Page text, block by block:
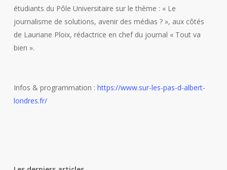
étudiants du Pôle Universitaire sur le thème : « Le
journalisme de solutions, avenir des médias ? », aux côtés
de Lauriane Ploix, rédactrice en chef du journal « Tout va
bien ».
Infos & programmation : https://www.sur-les-pas-d-albert-
londres.fr/